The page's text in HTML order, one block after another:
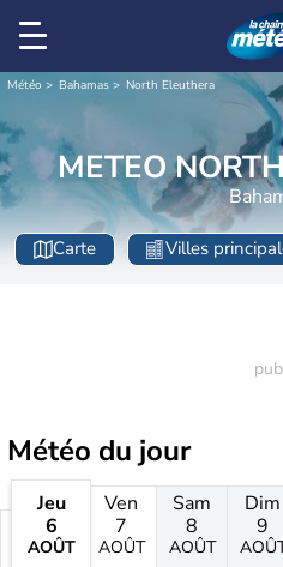
Météo Bahamas North Eleuthera
METEO
Carte Villes
Météo du jour
Jeu
6
AOÛT
Ven
7
AOÛT
Sam
8
AOÛT
Dim
9